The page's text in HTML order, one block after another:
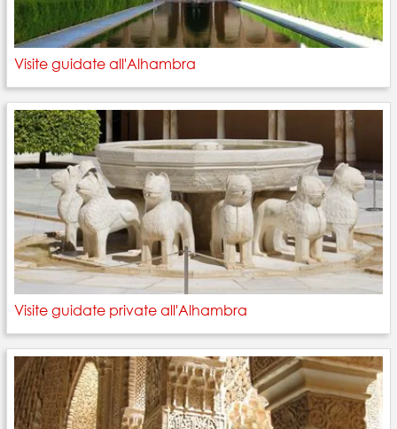
Visite guidate all'Alhambra
Visite guidate private all'Alhambra